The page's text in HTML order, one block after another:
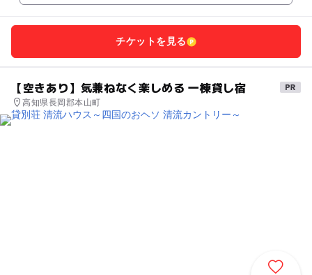
チケットを見る
【空きあり】気兼ねなく楽しめる 一棟貸し宿
高知県長岡郡本山町